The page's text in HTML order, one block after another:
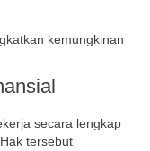
kemungkinan
secara lengkap
tersebut